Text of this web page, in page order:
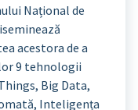
Național de
acestora de a
9 tehnologii
Big Data,
Inteligența